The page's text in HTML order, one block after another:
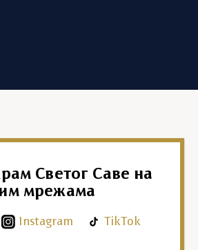
Светог Саве на
мрежама
Instagram TikTok